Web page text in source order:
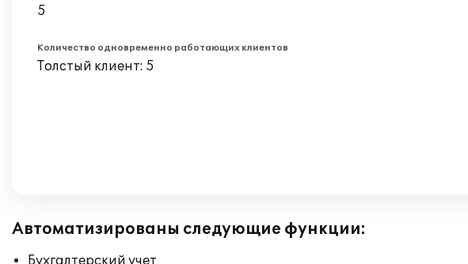
5
Количество одновременно работающих клиентов
Толстый клиент: 5
Автоматизированы следующие функции:
Бухгалтерский учет